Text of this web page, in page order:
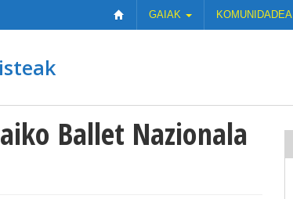
GAIAK KOMUNIDADEA
Ballet Nazionala